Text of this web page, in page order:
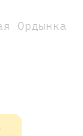
Ордынка